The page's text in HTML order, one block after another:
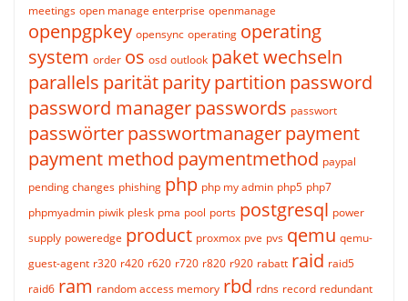
meetings open manage enterprise openmanage
openpgpkey opensync operating operating
system order os osd outlook paket wechseln
parallels paritätparitypartition password
password managerpasswords passwort
passwörterpasswortmanagerpayment
payment method paymentmethod paypal
pending changes phishing php php my admin php5 php7
phpmyadmin piwik plesk pma pool ports postgresql power
supply poweredge product proxmox pve pvs qemu qemu-
guest-agent r320 r420 r620 r720 r820 r920 rabatt raid raid5
raid6 ram random access memory rbd rdns record redundant